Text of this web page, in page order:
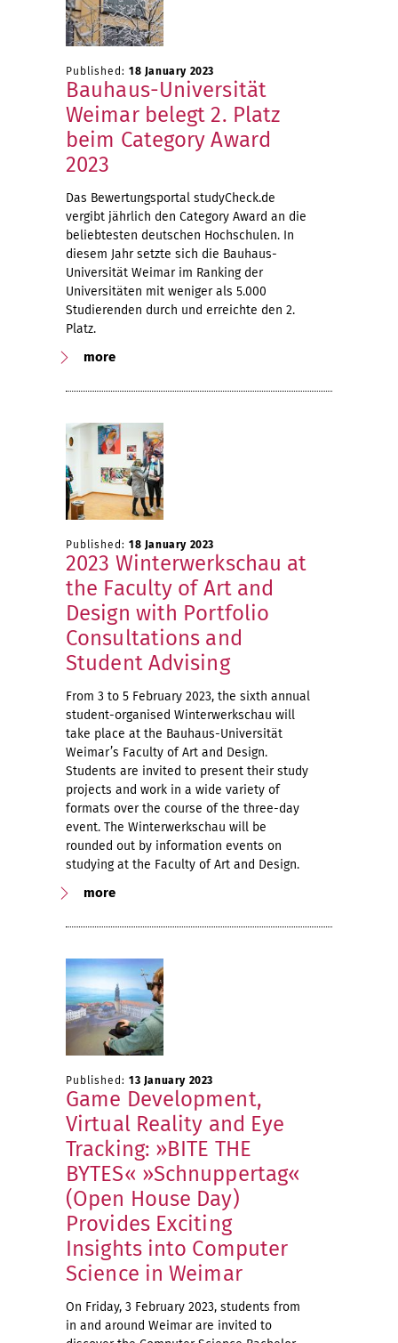
Published: 18 January 2023
Bauhaus-Universität
Weimar belegt 2. Platz
beim Category Award
2023
Das Bewertungsportal studyCheck.de
vergibt jährlich den Category Award an die
beliebtesten deutschen Hochschulen. In
diesem Jahr setzte sich die Bauhaus-
Universität Weimar im Ranking der
Universitäten mit weniger als 5.000
Studierenden durch und erreichte den 2.
Platz.
more
Published: 18 January 2023
2023 Winterwerkschau at
the Faculty of Art and
Design with Portfolio
Consultations and
Student Advising
From 3 to 5 February 2023, the sixth annual
student-organised Winterwerkschau will
take place at the Bauhaus-Universität
Weimar’s Faculty of Art and Design.
Students are invited to present their study
projects and work in a wide variety of
formats over the course of the three-day
event. The Winterwerkschau will be
rounded out by information events on
studying at the Faculty of Art and Design.
more
Published: 13 January 2023
Game Development,
Virtual Reality and Eye
Tracking: »BITE THE
BYTES« »Schnuppertag«
(Open House Day)
Provides Exciting
Insights into Computer
Science in Weimar
On Friday, 3 February 2023, students from
in and around Weimar are invited to